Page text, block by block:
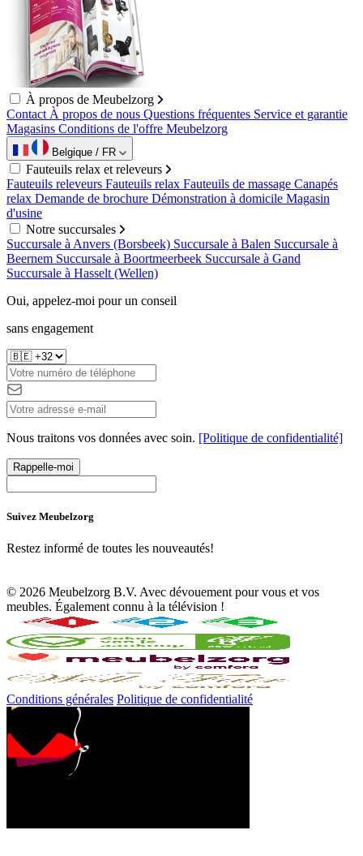
À propos de Meubelzorg
Contact À propos de nous Questions fréquentes Service et garantie
Magasins Conditions de l'offre Meubelzorg
Belgique / FR
Fauteuils relax et releveurs
Fauteuils releveurs Fauteuils relax Fauteuils de massage Canapés
relax Demande de brochure Démonstration à domicile Magasin
d'usine
Notre succursales
Succursale à Anvers (Borsbeek) Succursale à Balen Succursale à
Beernem Succursale à Boortmeerbeek Succursale à Gand
Succursale à Hasselt (Wellen)
Oui, appelez-moi pour un conseil
sans engagement
Nous traitons vos données avec soin. [Politique de confidentialité]
Rappelle-moi
Suivez Meubelzorg
Restez informé de toutes les nouveautés!
© 2026 Meubelzorg B.V. Avec dévouement pour vous et vos
meubles. Également connu à la télévision !
Conditions générales Politique de confidentialité